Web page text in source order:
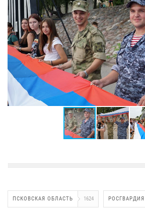
ПСКОВСКАЯ ОБЛАСТЬ 1624 РОСГВАРДИЯ